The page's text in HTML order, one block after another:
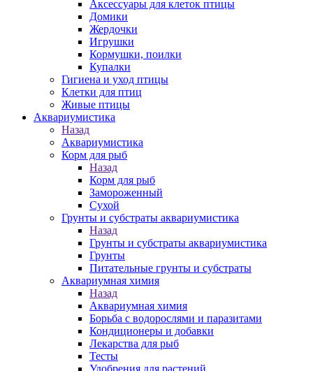
Аксессуары для клеток птицы
Домики
Жердочки
Игрушки
Кормушки, поилки
Купалки
Гигиена и уход птицы
Клетки для птиц
Живые птицы
Аквариумистика
Назад
Аквариумистика
Корм для рыб
Назад
Корм для рыб
Замороженный
Сухой
Грунты и субстраты аквариумистика
Назад
Грунты и субстраты аквариумистика
Грунты
Питательные грунты и субстраты
Аквариумная химия
Назад
Аквариумная химия
Борьба с водорослями и паразитами
Кондиционеры и добавки
Лекарства для рыб
Тесты
Удобрения для растений